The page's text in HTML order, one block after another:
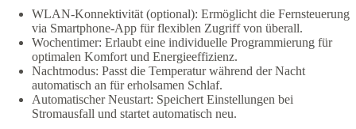
WLAN-Konnektivität (optional): Ermöglicht die Fernsteuerung
via Smartphone-App für flexiblen Zugriff von überall.
Wochentimer: Erlaubt eine individuelle Programmierung für
optimalen Komfort und Energieeffizienz.
Nachtmodus: Passt die Temperatur während der Nacht
automatisch an für erholsamen Schlaf.
Automatischer Neustart: Speichert Einstellungen bei
Stromausfall und startet automatisch neu.